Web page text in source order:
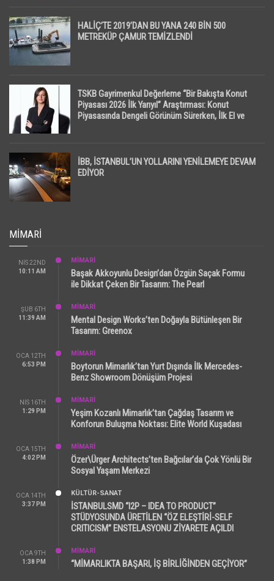
HALİÇ’TE 2019’DAN BU YANA 240 BİN 500
METREKÜP ÇAMUR TEMİZLENDİ
TSKB Gayrimenkul Değerleme “Bir Bakışta Konut
Piyasası 2026 İlk Yarıyıl” Araştırması: Konut
Piyasasında Dengeli Görünüm Sürerken, İlk El ve
İBB, İSTANBUL’UN YOLLARINI YENİLEMEYE DEVAM
EDİYOR
MIMARI
NIS 22ND
10:11 AM
MİMARİ
Başak Akkoyunlu Design’dan Özgün Saçak Formu
ile Dikkat Çeken Bir Tasarım: The Pearl
ŞUB 6TH
11:39 AM
MİMARİ
Mental Design Works’ten Doğayla Bütünleşen Bir
Tasarım: Greenox
OCA 12TH
6:53 PM
MİMARİ
Boytorun Mimarlık’tan Yurt Dışında İlk Mercedes-
Benz Showroom Dönüşüm Projesi
NIS 16TH
1:29 PM
MİMARİ
Yeşim Kozanlı Mimarlık’tan Çağdaş Tasarım ve
Konforun Buluşma Noktası: Elite World Kuşadası
OCA 15TH
4:02 PM
MİMARİ
Özer\Ürger Architects’ten Bağcılar’da Çok Yönlü Bir
Sosyal Yaşam Merkezi
OCA 14TH
3:37 PM
KÜLTÜR-SANAT
İSTANBULSMD “I2P – IDEA TO PRODUCT”
STÜDYOSUNDA ÜRETİLEN “ÖZ ELEŞTİRİ-SELF
CRITICISM” ENSTELASYONU ZİYARETE AÇILDI
OCA 9TH
1:38 PM
MİMARİ
“MİMARLIKTA BAŞARI, İŞ BİRLİĞİNDEN GEÇİYOR”